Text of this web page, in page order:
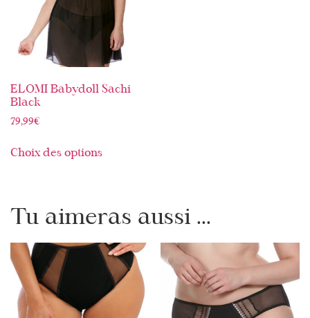
ELOMI Babydoll Sachi
Black
79,99€
Choix des options
Tu aimeras aussi ...